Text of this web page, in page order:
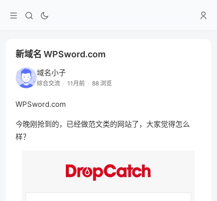
新域名 WPSword.com
域名小子
综合交流 · 11月前 · 88 浏览
WPSword.com
今晚刚抢到的，已经做范文类的网站了，大家觉得怎么
样？